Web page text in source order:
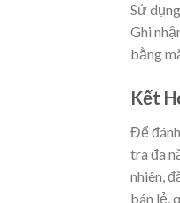
Sử
Ghi
bằng
Kết
Để
tra đa
nhiên,
bán lẻ,